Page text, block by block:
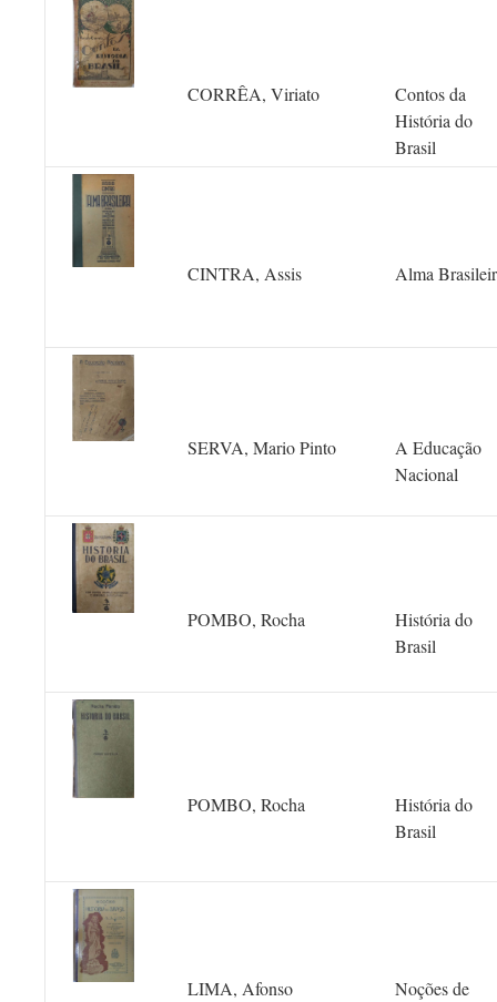
CORRÊA, Viriato
Contos da
História do
Brasil
CINTRA, Assis Alma
SERVA, Mario Pinto
A Educação
Nacional
POMBO, Rocha
História do
Brasil
POMBO, Rocha
História do
Brasil
LIMA, Afonso
Noções de